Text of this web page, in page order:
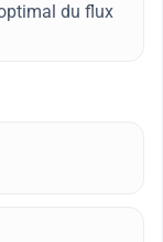
du flux